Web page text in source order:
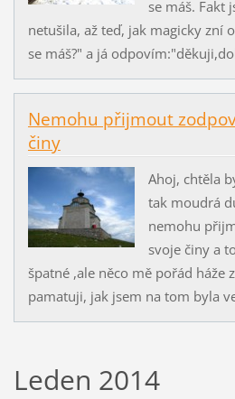
se máš. Fakt
netušila, až teď, jak magicky zní
se máš?" a já
Nemohu přijmout
činy
Ahoj, chtěla
tak moudrá
nemohu
svoje činy a
špatné ,ale něco mě pořád háže
pamatuji, jak jsem na tom byla
Leden 2014